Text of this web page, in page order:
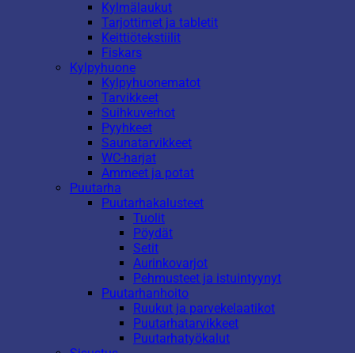
Kylmälaukut
Tarjottimet ja tabletit
Keittiötekstiilit
Fiskars
Kylpyhuone
Kylpyhuonematot
Tarvikkeet
Suihkuverhot
Pyyhkeet
Saunatarvikkeet
WC-harjat
Ammeet ja potat
Puutarha
Puutarhakalusteet
Tuolit
Pöydät
Setit
Aurinkovarjot
Pehmusteet ja istuintyynyt
Puutarhanhoito
Ruukut ja parvekelaatikot
Puutarhatarvikkeet
Puutarhatyökalut